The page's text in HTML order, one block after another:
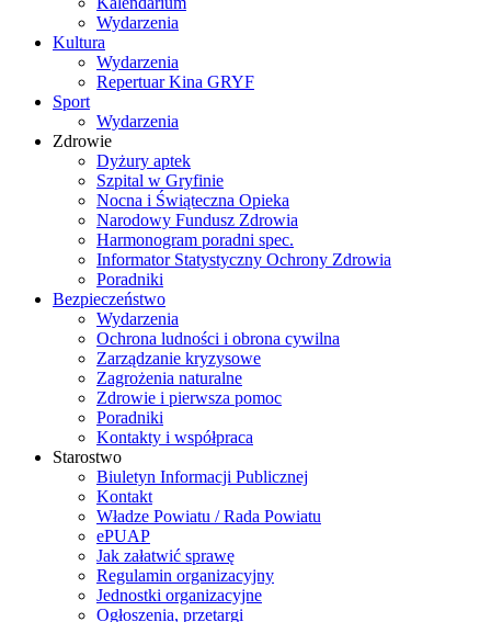
Wydarzenia
Kultura
Wydarzenia
Repertuar Kina GRYF
Sport
Wydarzenia
Zdrowie
Dyżury aptek
Szpital w Gryfinie
Nocna i Świąteczna Opieka
Narodowy Fundusz Zdrowia
Harmonogram poradni spec.
Informator Statystyczny Ochrony Zdrowia
Poradniki
Bezpieczeństwo
Wydarzenia
Ochrona ludności i obrona cywilna
Zarządzanie kryzysowe
Zagrożenia naturalne
Zdrowie i pierwsza pomoc
Poradniki
Kontakty i współpraca
Starostwo
Biuletyn Informacji Publicznej
Kontakt
Władze Powiatu / Rada Powiatu
ePUAP
Jak załatwić sprawę
Regulamin organizacyjny
Jednostki organizacyjne
Ogłoszenia, przetargi